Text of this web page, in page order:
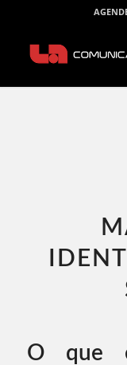
O que